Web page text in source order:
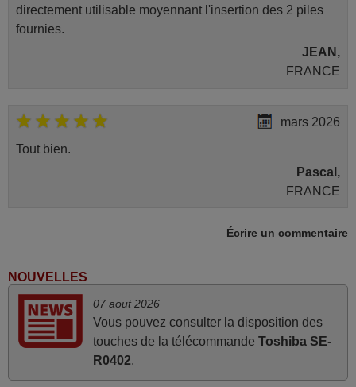
directement utilisable moyennant l'insertion des 2 piles
fournies.
JEAN,
FRANCE
mars 2026
Tout bien.
Pascal,
FRANCE
mars 2026
super.
FRANCE
juin 2026
Écrire un commentaire
NOUVELLES
07 aout 2026
Vous pouvez consulter la disposition des
touches de la télécommande Toshiba SE-
R0402.